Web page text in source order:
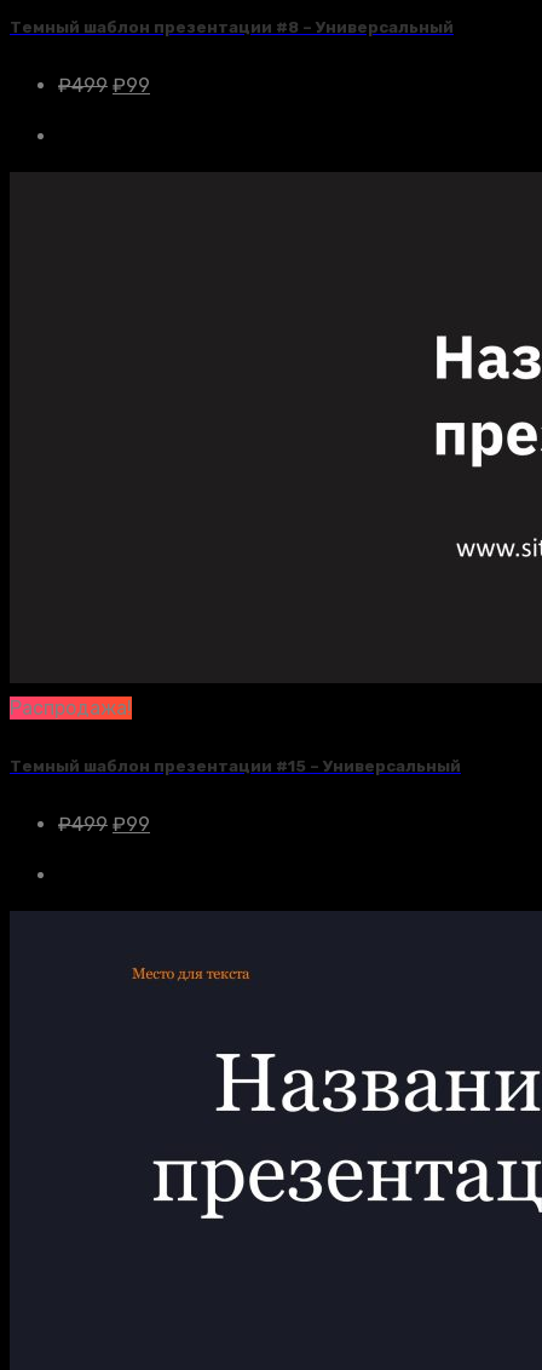
Темный шаблон презентации #8 – Универсальный
₽499 ₽99
Распродажа!
Темный шаблон презентации #15 – Универсальный
₽499 ₽99